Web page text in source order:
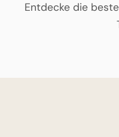
Entdecke die